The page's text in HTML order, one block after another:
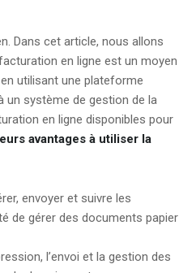
Dans cet article, nous allons
en ligne est un moyen
utilisant une plateforme
un système de gestion de la
en ligne disponibles pour
avantages à utiliser la
envoyer et suivre les
de gérer des documents papier
l’envoi et la gestion des